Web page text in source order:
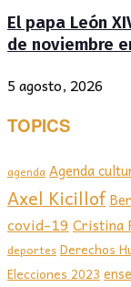
El papa León
de noviembre
5 agosto, 2026
TOPICS
agenda Agenda
Axel Kicillof
covid-19 Cristina
deportes Derechos
Elecciones 2023